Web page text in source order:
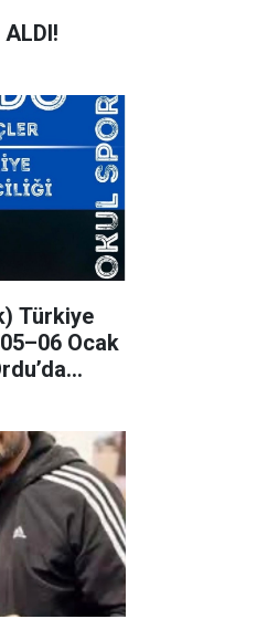
ALDI!
Ocak